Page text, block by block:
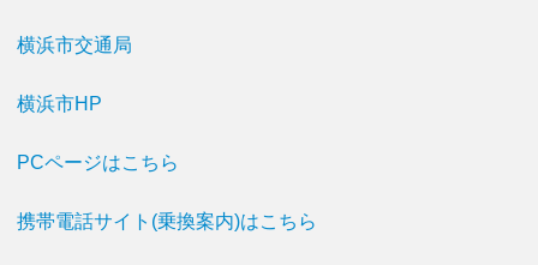
横浜市交通局
横浜市HP
PCページはこちら
携帯電話サイト(乗換案内)はこちら